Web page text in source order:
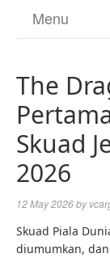
Menu
The
Skuad
2026
12 May 2026by
Skuad Piala
diumumkan,